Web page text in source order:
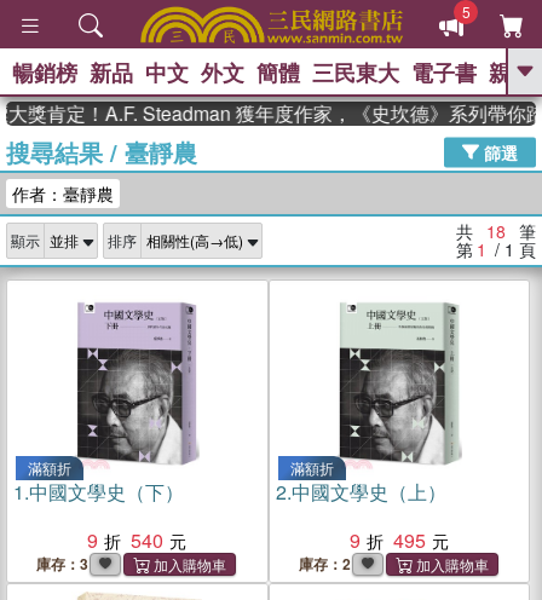
5
GO
高希均教授回憶錄
、 The Odyssey 、 父親節 、 如果歷
獎 臺灣漫遊錄 、 方念華 、 台灣的李
登輝時代
數學女孩：黎曼猜想 、
偉大的迷走神經
暢銷榜 新品 中文 外文 簡體 三民東大 電子書 親子
肯定！A.F. Steadman 獲年度作家，《史坎德》系列帶你踏上
搜尋結果/ 臺靜農
篩選
作者：臺靜農
顯示 排序 共 18 筆
第 1 / 1 頁
滿額折
1.中國文學史（下）
9
540
庫存：3
滿額折
2.中國文學史（上）
9
495
庫存：2